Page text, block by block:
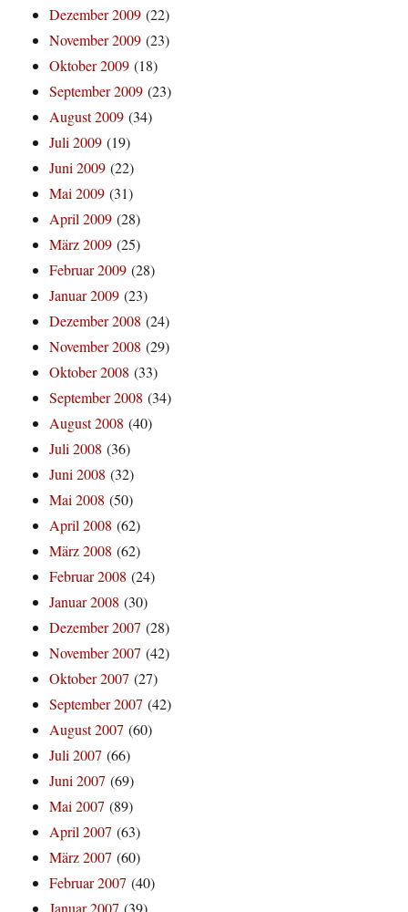
Dezember 2009 (22)
November 2009 (23)
Oktober 2009 (18)
September 2009 (23)
August 2009 (34)
Juli 2009 (19)
Juni 2009 (22)
Mai 2009 (31)
April 2009 (28)
März 2009 (25)
Februar 2009 (28)
Januar 2009 (23)
Dezember 2008 (24)
November 2008 (29)
Oktober 2008 (33)
September 2008 (34)
August 2008 (40)
Juli 2008 (36)
Juni 2008 (32)
Mai 2008 (50)
April 2008 (62)
März 2008 (62)
Februar 2008 (24)
Januar 2008 (30)
Dezember 2007 (28)
November 2007 (42)
Oktober 2007 (27)
September 2007 (42)
August 2007 (60)
Juli 2007 (66)
Juni 2007 (69)
Mai 2007 (89)
April 2007 (63)
März 2007 (60)
Februar 2007 (40)